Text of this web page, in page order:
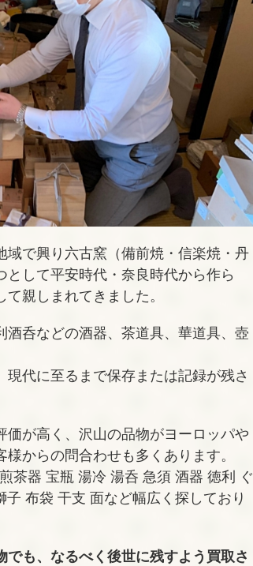
で興り六古窯（備前焼・信楽焼・丹
して平安時代・奈良時代から作ら
親しまれてきました。
呑などの酒器、茶道具、華道具、壺
代に至るまで保存または記録が残さ
が高く、沢山の品物がヨーロッパや
からの問合わせも多くあります。
茶器 宝瓶 湯冷 湯呑 急須 酒器 徳利 ぐ
布袋 干支 面など幅広く探しており
も、なるべく後世に残すよう買取さ